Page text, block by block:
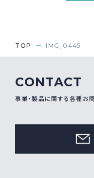
TOP IMG_0445
CONTACT
事業・製品に関する各種お